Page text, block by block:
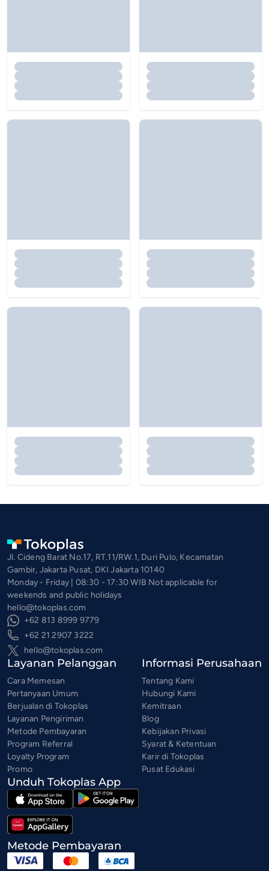
Jl. Cideng Barat No.17, RT.11/RW.1, Duri Pulo, Kecamatan
Gambir, Jakarta Pusat, DKI Jakarta 10140
Monday - Friday | 08:30 - 17:30 WIB Not applicable for
weekends and public holidays
hello@tokoplas.com
+62 813 8999 9779
+62 21 2907 3222
hello@tokoplas.com
Layanan Pelanggan
Cara Memesan
Pertanyaan Umum
Berjualan di Tokoplas
Layanan Pengiriman
Metode Pembayaran
Program Referral
Loyalty Program
Promo
Informasi Perusahaan
Tentang Kami
Hubungi Kami
Kemitraan
Blog
Kebijakan Privasi
Syarat & Ketentuan
Karir di Tokoplas
Pusat Edukasi
Unduh Tokoplas App
Metode Pembayaran